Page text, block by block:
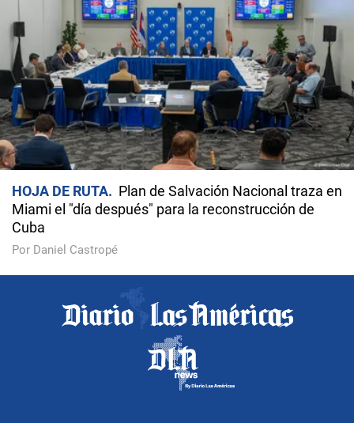
HOJA DE RUTA
Plan de Salvación Nacional traza en
Miami el "día después" para la reconstrucción de
Cuba
Por Daniel Castropé